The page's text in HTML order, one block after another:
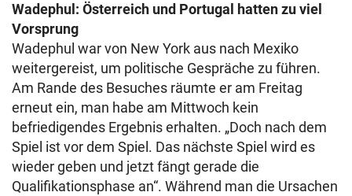
Wadephul: Österreich und Portugal hatten zu viel
Vorsprung
Wadephul war von New York aus nach Mexiko
weitergereist, um politische Gespräche zu führen.
Am Rande des Besuches räumte er am Freitag
erneut ein, man habe am Mittwoch kein
befriedigendes Ergebnis erhalten. „Doch nach dem
Spiel ist vor dem Spiel. Das nächste Spiel wird es
wieder geben und jetzt fängt gerade die
Qualifikationsphase an“. Während man die Ursachen